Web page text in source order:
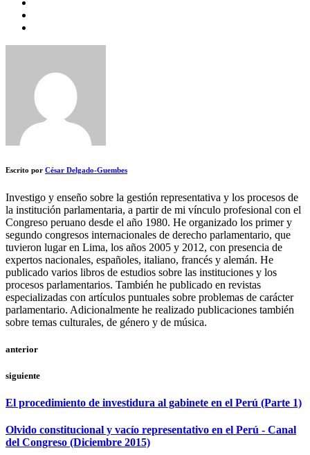
Escrito por César Delgado-Guembes
Investigo y enseño sobre la gestión representativa y los procesos de
la institución parlamentaria, a partir de mi vínculo profesional con el
Congreso peruano desde el año 1980. He organizado los primer y
segundo congresos internacionales de derecho parlamentario, que
tuvieron lugar en Lima, los años 2005 y 2012, con presencia de
expertos nacionales, españoles, italiano, francés y alemán. He
publicado varios libros de estudios sobre las instituciones y los
procesos parlamentarios. También he publicado en revistas
especializadas con artículos puntuales sobre problemas de carácter
parlamentario. Adicionalmente he realizado publicaciones también
sobre temas culturales, de género y de música.
anterior
siguiente
El procedimiento de investidura al gabinete en el Perú (Parte 1)
Olvido constitucional y vacío representativo en el Perú - Canal
del Congreso (Diciembre 2015)